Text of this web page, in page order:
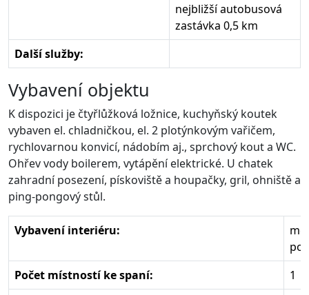
nejbližší autobusová
zastávka 0,5 km
Další služby:
Vybavení objektu
K dispozici je čtyřlůžková ložnice, kuchyňský koutek
vybaven el. chladničkou, el. 2 plotýnkovým vařičem,
rychlovarnou konvicí, nádobím aj., sprchový kout a WC.
Ohřev vody boilerem, vytápění elektrické. U chatek
zahradní posezení, pískoviště a houpačky, gril, ohniště a
ping-pongový stůl.
Vybavení interiéru:
Počet místností ke spaní:
1